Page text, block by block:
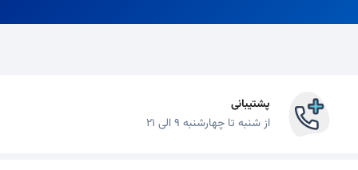
پشتیبانی
از شنبه تا چهارشنبه 9 الی 21